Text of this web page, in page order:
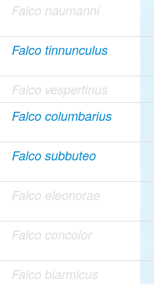
Falco naumanni
Falco tinnunculus
Falco vespertinus
Falco columbarius
Falco subbuteo
Falco eleonorae
Falco concolor
Falco biarmicus